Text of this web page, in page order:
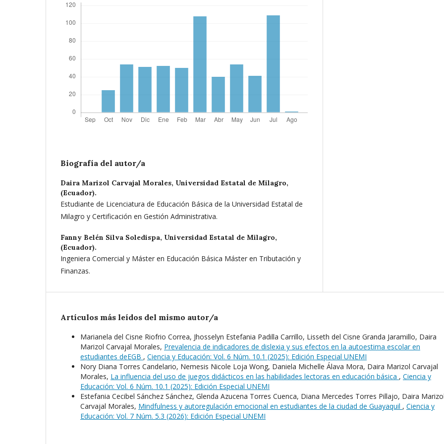
Biografía del autor/a
Daira Marizol Carvajal Morales, Universidad Estatal de Milagro,
(Ecuador).
Estudiante de Licenciatura de Educación Básica de la Universidad Estatal de
Milagro y Certificación en Gestión Administrativa.
Fanny Belén Silva Soledispa, Universidad Estatal de Milagro,
(Ecuador).
Ingeniera Comercial y Máster en Educación Básica Máster en Tributación y
Finanzas.
Artículos más leídos del mismo autor/a
Marianela del Cisne Riofrio Correa, Jhosselyn Estefania Padilla Carrillo, Lisseth del Cisne Granda Jaramillo, Daira
Marizol Carvajal Morales, Prevalencia de indicadores de dislexia y sus efectos en la autoestima escolar en
estudiantes deEGB , Ciencia y Educación: Vol. 6 Núm. 10.1 (2025): Edición Especial UNEMI
Nory Diana Torres Candelario, Nemesis Nicole Loja Wong, Daniela Michelle Álava Mora, Daira Marizol Carvajal
Morales, La influencia del uso de juegos didácticos en las habilidades lectoras en educación básica , Ciencia y
Educación: Vol. 6 Núm. 10.1 (2025): Edición Especial UNEMI
Estefania Cecibel Sánchez Sánchez, Glenda Azucena Torres Cuenca, Diana Mercedes Torres Pillajo, Daira
Carvajal Morales, Mindfulness y autoregulación emocional en estudiantes de la ciudad de Guayaquil , Ciencia y
Educación: Vol. 7 Núm. 5.3 (2026): Edición Especial UNEMI